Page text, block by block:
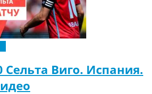
Сельта Виго. Испания.